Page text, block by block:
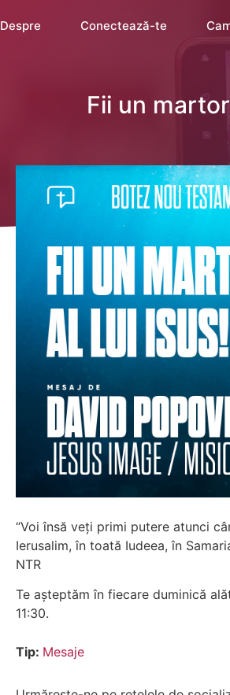
Despre Conectează-te
Fii un
“Voi însă veți primi putere atunci
Ierusalim, în toată Iudeea, în
‭NTR
Te așteptăm în fiecare duminică
11:30.
Tip: Mesaje